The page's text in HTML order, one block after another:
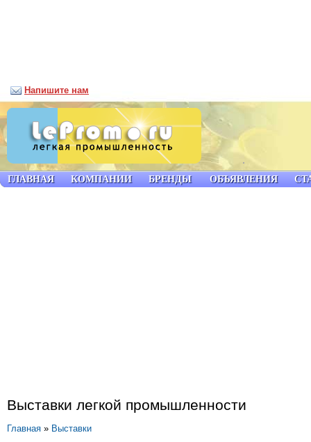
Выставки легкой промышленности
Главная » Выставки
ГЛАВНАЯ КОМПАНИИ БРЕНДЫ ОБЪЯВЛЕНИЯ
Напишите нам